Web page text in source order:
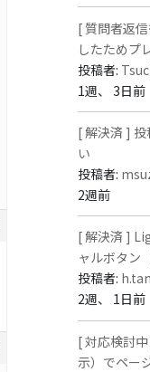
[ 質問者返
したためプ
投稿者:
1週、 3日前
[ 解決済 ]
い
投稿者:
2週前
[ 解決済 ]
ャルボタン
投稿者:
2週、 1日前
[ 対応検討
示）でペー